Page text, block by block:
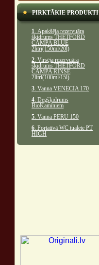
PIRKTĀKIE PRODUKTI
1. Apakšēja rezervuāra
šķidrums THETFORD
CAMPA BLUE
2litri(150ml/20l)
2. Virsēja rezervuāra
šķidrums THETFORD
CAMPA RINSE
2litri(100ml/15l)
3. Vanna VENECIA 170
4. Degšķidrums
BioKamīniem
5. Vanna PERU 150
6. Portatīvā WC tualete PT
HIGH